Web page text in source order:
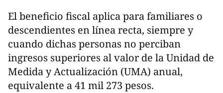
El beneficio fiscal aplica para familiares o
descendientes en línea recta, siempre y
cuando dichas personas no perciban
ingresos superiores al valor de la Unidad de
Medida y Actualización (UMA) anual,
equivalente a 41 mil 273 pesos.